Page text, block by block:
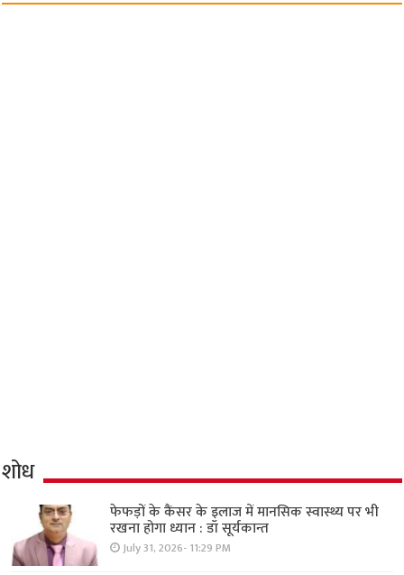
शोध
फेफड़ों के कैंसर के इलाज में मानसिक स्वास्थ्य पर भी
रखना होगा ध्यान : डॉ सूर्यकान्त
July 31, 2026- 11:29 PM